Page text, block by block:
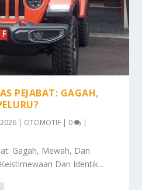
PEJABAT: GAGAH,
| OTOMOTIF | 0 |
Gagah, Mewah, Dan
Dan Identik...